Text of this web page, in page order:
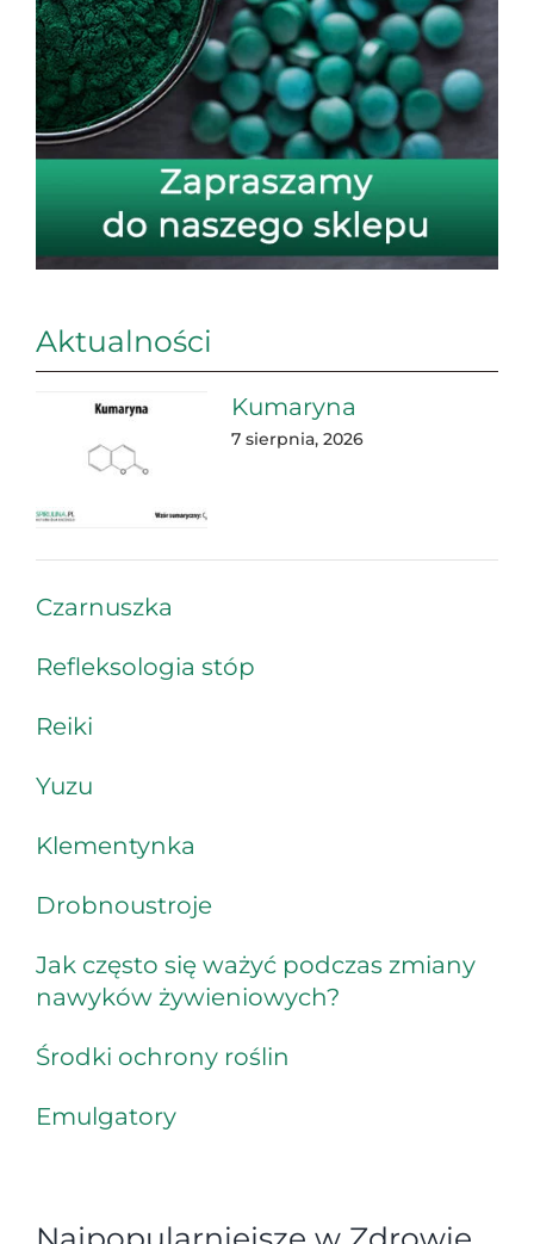
Aktualności
Kumaryna
7 sierpnia, 2026
Czarnuszka
Refleksologia stóp
Reiki
Yuzu
Klementynka
Drobnoustroje
Jak często się ważyć podczas zmiany
nawyków żywieniowych?
Środki ochrony roślin
Emulgatory